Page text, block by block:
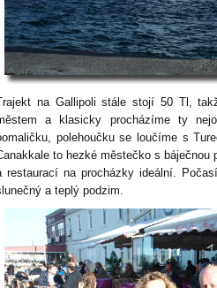
na Gallipoli stále stojí 50 Tl,
a klasicky procházíme ty
polehoučku se loučíme s
to hezké městečko s báječnou
restaurací na procházky ideální.
a teplý podzim.